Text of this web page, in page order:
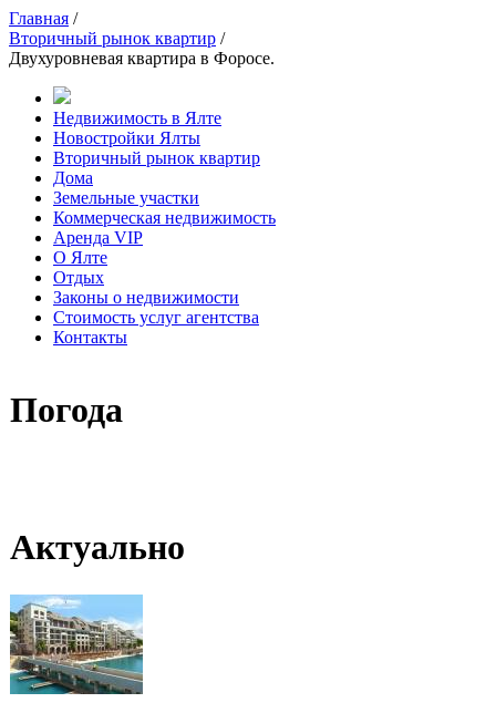
Главная /
Вторичный рынок квартир /
Двухуровневая квартира в Форосе.
Недвижимость в Ялте
Новостройки Ялты
Вторичный рынок квартир
Дома
Земельные участки
Коммерческая недвижимость
Аренда VIP
О Ялте
Отдых
Законы о недвижимости
Стоимость услуг агентства
Контакты
Погода
Актуально